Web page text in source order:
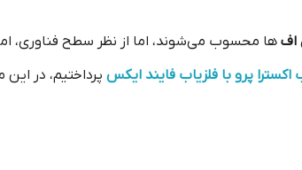
اف ها محسوب می‌شوند، اما از نظر سطح فناوری،
پرو با فلزیاب فایند ایکس پرداختیم، در این